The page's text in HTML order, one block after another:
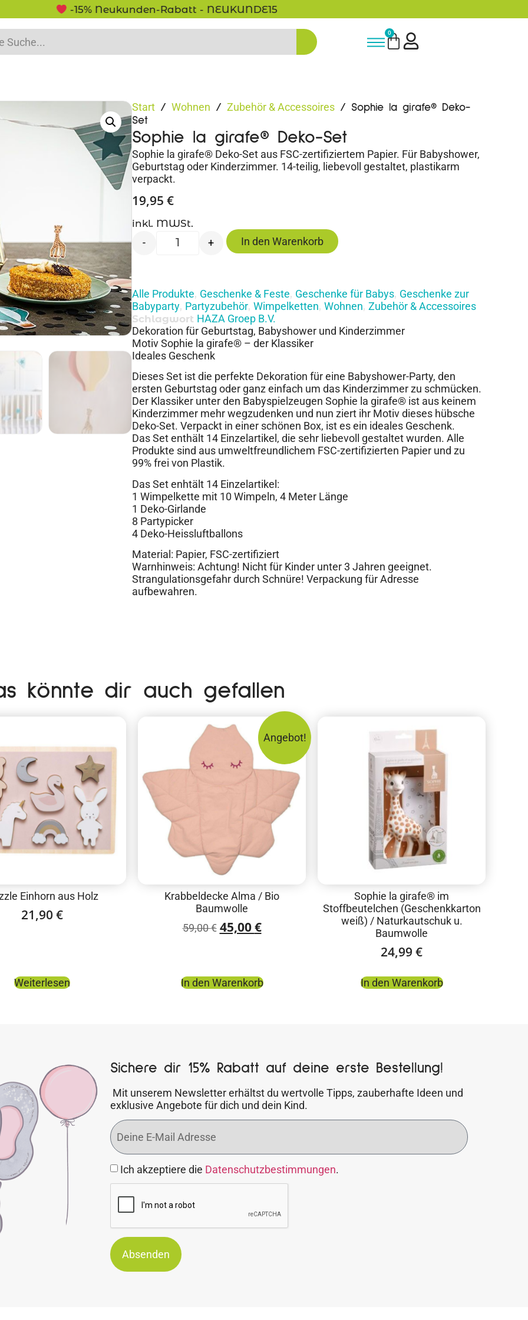
-15% Neukunden-Rabatt - NEUKUNDE15
0
Start / Wohnen / Zubehör & Accessoires / Sophie la girafe® Deko-
Set
Sophie la girafe® Deko-Set
Sophie la girafe® Deko-Set aus FSC-zertifiziertem Papier. Für Babyshower,
Geburtstag oder Kinderzimmer. 14-teilig, liebevoll gestaltet, plastikarm
verpackt.
19,95 €
inkl. MWSt.
- + In den Warenkorb
Alle Produkte, Geschenke & Feste, Geschenke für Babys, Geschenke zur
Babyparty, Partyzubehör, Wimpelketten, Wohnen, Zubehör & Accessoires
Schlagwort HAZA Groep B.V.
Dekoration für Geburtstag, Babyshower und Kinderzimmer
Motiv Sophie la girafe® – der Klassiker
Ideales Geschenk
Dieses Set ist die perfekte Dekoration für eine Babyshower-Party, den
ersten Geburtstag oder ganz einfach um das Kinderzimmer zu schmücken.
Der Klassiker unter den Babyspielzeugen Sophie la girafe® ist aus keinem
Kinderzimmer mehr wegzudenken und nun ziert ihr Motiv dieses hübsche
Deko-Set. Verpackt in einer schönen Box, ist es ein ideales Geschenk.
Das Set enthält 14 Einzelartikel, die sehr liebevoll gestaltet wurden. Alle
Produkte sind aus umweltfreundlichem FSC-zertifizierten Papier und zu
99% frei von Plastik.
Das Set enhtält 14 Einzelartikel:
1 Wimpelkette mit 10 Wimpeln, 4 Meter Länge
1 Deko-Girlande
8 Partypicker
4 Deko-Heissluftballons
Material: Papier, FSC-zertifiziert
Warnhinweis: Achtung! Nicht für Kinder unter 3 Jahren geeignet.
Strangulationsgefahr durch Schnüre! Verpackung für Adresse
aufbewahren.
könnte dir auch gefallen
Einhorn aus Holz
21,90 €
Weiterlesen
Angebot!
Krabbeldecke Alma / Bio
Baumwolle
59,00€ 45,00€
In den Warenkorb
Sophie la girafe® im
Stoffbeutelchen (Geschenkkarton
weiß) / Naturkautschuk u.
Baumwolle
24,99 €
In den Warenkorb
Sichere dir 15% Rabatt auf deine erste Bestellung!
Mit unserem Newsletter erhältst du wertvolle Tipps, zauberhafte Ideen und
exklusive Angebote für dich und dein Kind.
Ich akzeptiere die Datenschutzbestimmungen.
Absenden